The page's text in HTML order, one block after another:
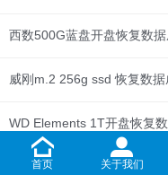
西数500G蓝盘开盘恢复数据
威刚m.2 256g ssd 恢复数据
WD Elements 1T开盘恢复
WD My Passport 2T开盘恢
首页 关于我们